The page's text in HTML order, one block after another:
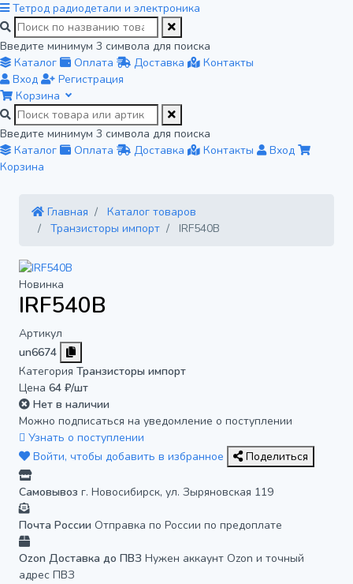
Тетрод радиодетали и электроника
Введите минимум 3 символа для поиска
Каталог
Оплата Доставка
Контакты
Вход
Регистрация
Корзина
Введите минимум 3 символа для поиска
Каталог
Оплата Доставка Контакты
Вход
Корзина
Главная
Каталог товаров
Транзисторы импорт
IRF540B
Новинка
IRF540B
Артикул
un6674
Категория Транзисторы импорт
Цена 64 ₽/шт
Нет в наличии
Можно подписаться на уведомление о поступлении
Узнать о поступлении
Войти, чтобы добавить в избранное
Поделиться
Самовывоз г. Новосибирск, ул. Зыряновская 119
Почта России Отправка по России по предоплате
Ozon Доставка до ПВЗ Нужен аккаунт Ozon и точный
адрес ПВЗ